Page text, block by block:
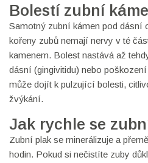
Bolestí zubní
Samotný zubní kámen pod dásní
kořeny zubů nemají nervy v té
kamenem. Bolest nastává až
dásní (gingivitidu) nebo
může dojít k pulzující bolesti,
žvýkání.
Jak rychle se
Zubní plak se minerálizuje a
hodin. Pokud si nečistíte zuby